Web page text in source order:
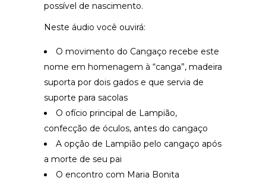
possível de nascimento.
Neste áudio você ouvirá:
O movimento do Cangaço recebe este
nome em homenagem à “canga”, madeira
suporta por dois gados e que servia de
suporte para sacolas
O ofício principal de Lampião,
confecção de óculos, antes do cangaço
A opção de Lampião pelo cangaço após
a morte de seu pai
O encontro com Maria Bonita